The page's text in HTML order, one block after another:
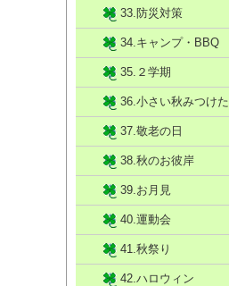
33.防災対策
34.キャンプ・BBQ
35.２学期
36.小さい秋みつけた
37.敬老の日
38.秋のお彼岸
39.お月見
40.運動会
41.秋祭り
42.ハロウィン